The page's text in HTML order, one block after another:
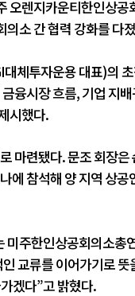
렌지카운티한인상공
소 간 협력 강화를 다
체투자운용 대표)의
융시장 흐름, 기업 지
시했다.
마련됐다. 문조 회장
에 참석해 양 지역 상
주한인상공회의소총
교류를 이어가기로
겠다”고 밝혔다.